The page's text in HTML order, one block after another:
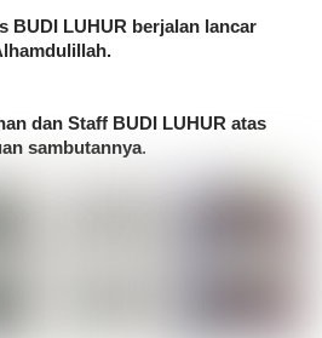
BUDI LUHUR berjalan lancar
dan Staff BUDI LUHUR atas
sambutannya.